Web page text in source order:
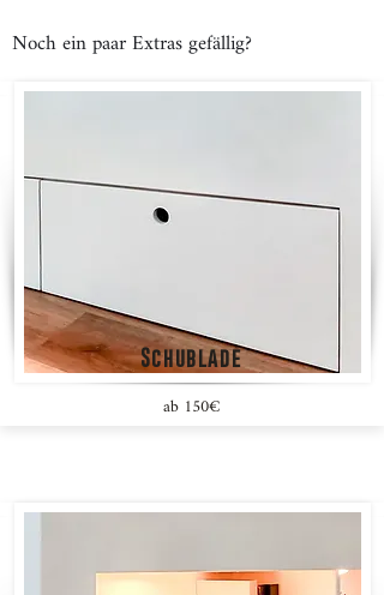
Noch ein paar Extras gefällig?
Schublade
ab 150€